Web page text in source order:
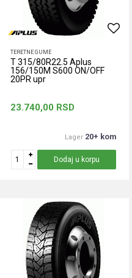
TERETNE GUME
T 315/80R22.5 Aplus
156/150M S600 ON/OFF
20PR upr
23.740,00 RSD
Lager 20+ kom
Dodaj u korpu